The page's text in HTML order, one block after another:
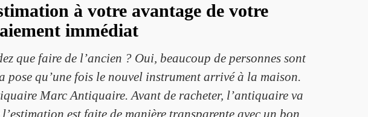
à votre avantage de votre
immédiat
que faire de l’ancien ? Oui, beaucoup de personnes sont
pose qu’une fois le nouvel instrument arrivé à la maison.
Marc Antiquaire. Avant de racheter, l’antiquaire va
est faite de manière transparente avec un bon